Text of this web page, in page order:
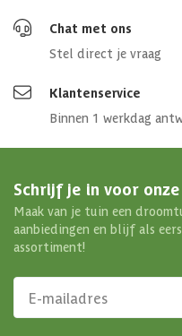
Chat met ons
Stel direct je vraag
Klantenservice
Binnen 1 werkdag
Schrijf je in voor
Maak van je tuin een
aanbiedingen en blijf als
assortiment!